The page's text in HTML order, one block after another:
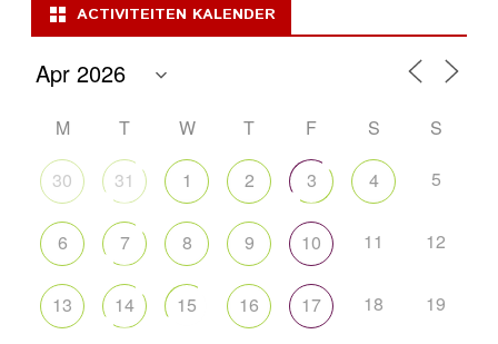
ACTIVITEITEN KALENDER
M T W T F S S
30 31 1 2 3 4 5
6 7 8 9 10 11 12
13 14 15 16 17 18 19